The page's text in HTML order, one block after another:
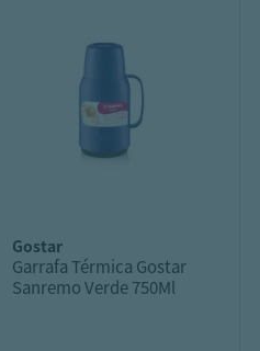
gostar
Garrafa Térmica Gostar
Sanremo Verde 750Ml